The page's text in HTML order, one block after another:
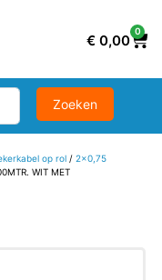
€ 0,00
0
op rol/ 2x0,75
WIT MET